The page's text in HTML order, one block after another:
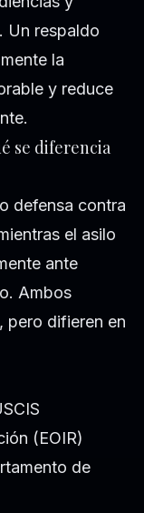
Un respaldo
la
y reduce
se diferencia
defensa contra
el asilo
ante
Ambos
pero difieren en
(EOIR)
de